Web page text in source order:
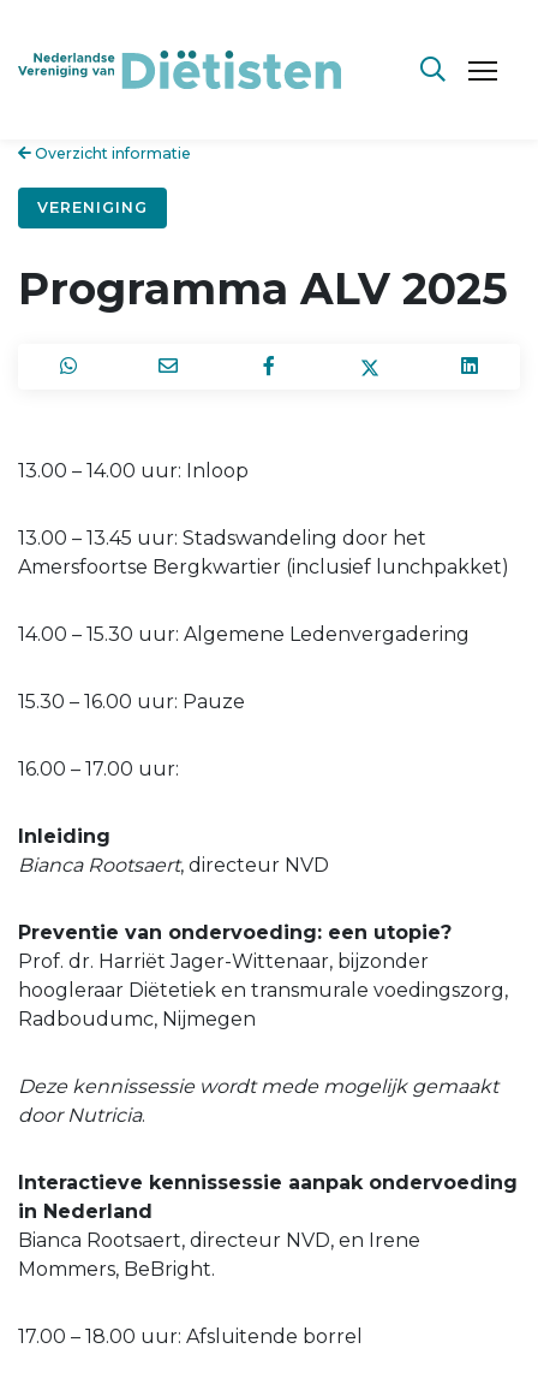
Overzicht informatie
VERENIGING
Programma ALV 2025
13.00 – 14.00 uur: Inloop
13.00 – 13.45 uur: Stadswandeling door het
Amersfoortse Bergkwartier (inclusief lunchpakket)
14.00 – 15.30 uur: Algemene Ledenvergadering
15.30 – 16.00 uur: Pauze
16.00 – 17.00 uur:
Inleiding
Bianca Rootsaert, directeur NVD
Preventie van ondervoeding: een utopie?
Prof. dr. Harriët Jager-Wittenaar, bijzonder
hoogleraar Diëtetiek en transmurale voedingszorg,
Radboudumc, Nijmegen
Deze kennissessie wordt mede mogelijk gemaakt
door Nutricia.
Interactieve kennissessie aanpak ondervoeding
in Nederland
Bianca Rootsaert, directeur NVD, en Irene
Mommers, BeBright.
17.00 – 18.00 uur: Afsluitende borrel